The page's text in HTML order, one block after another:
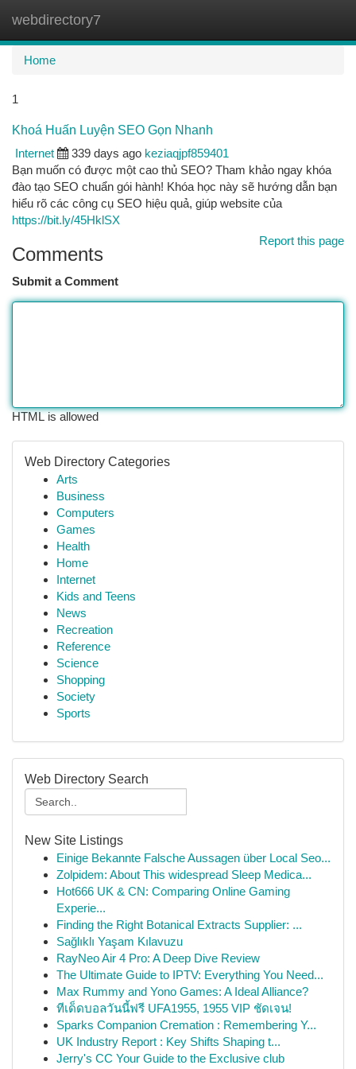
webdirectory7
Home
1
Khoá Huấn Luyện SEO Gọn Nhanh
Internet
339 days ago keziaqjpf859401
Bạn muốn có được một cao thủ SEO? Tham khảo ngay khóa
đào tạo SEO chuẩn gói hành! Khóa học này sẽ hướng dẫn bạn
hiểu rõ các công cụ SEO hiệu quả, giúp website của
https://bit.ly/45HklSX
Report this page
Comments
Submit a Comment
HTML is allowed
Web Directory Categories
Arts
Business
Computers
Games
Health
Home
Internet
Kids and Teens
News
Recreation
Reference
Science
Shopping
Society
Sports
Web Directory Search
New Site Listings
Einige Bekannte Falsche Aussagen über Local Seo...
Zolpidem: About This widespread Sleep Medica...
Hot666 UK & CN: Comparing Online Gaming
Experie...
Finding the Right Botanical Extracts Supplier: ...
Sağlıklı Yaşam Kılavuzu
RayNeo Air 4 Pro: A Deep Dive Review
The Ultimate Guide to IPTV: Everything You Need...
Max Rummy and Yono Games: A Ideal Alliance?
ทีเด็ดบอลวันนี้ฟรี UFA1955, 1955 VIP ชัดเจน!
Sparks Companion Cremation : Remembering Y...
UK Industry Report : Key Shifts Shaping t...
Jerry's CC Your Guide to the Exclusive club